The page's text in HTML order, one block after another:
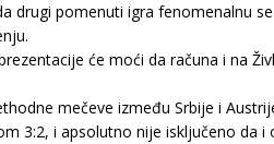
drugi pomenuti igra fenomenalnu
će moći da računa i na
mečeve između Srbije i
3:2, i apsolutno nije isključeno da